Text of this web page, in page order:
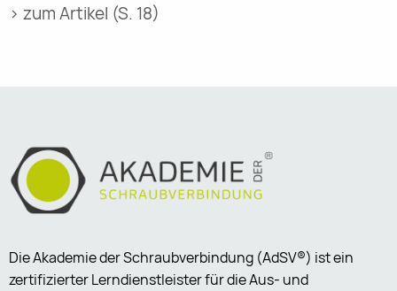
> zum Artikel (S. 18)
Die Akademie der Schraubverbindung (AdSV®) ist ein
zertifizierter Lerndienstleister für die Aus- und